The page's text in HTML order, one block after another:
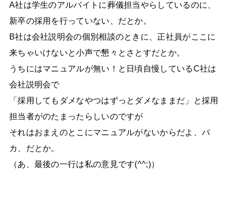
A社は学生のアルバイトに葬儀担当やらしているのに、
新卒の採用を行っていない、だとか。
B社は会社説明会の個別相談のときに、正社員がここに
来ちゃいけないと小声で懇々とさとすだとか。
うちにはマニュアルが無い！と日頃自慢しているC社は
会社説明会で
「採用してもダメなやつはずっとダメなままだ」と採用
担当者がのたまったらしいのですが
それはおまえのとこにマニュアルがないからだよ、バ
カ、だとか。
（あ、最後の一行は私の意見です(^^;)）